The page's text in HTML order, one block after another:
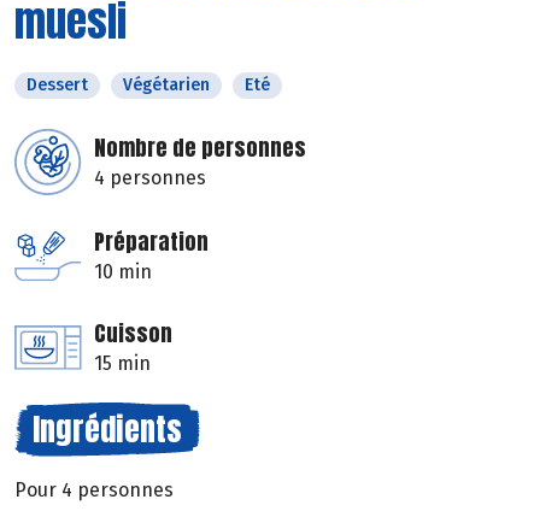
muesli
Dessert Végétarien Eté
Nombre de personnes
4 personnes
Préparation
10 min
Cuisson
15 min
Ingrédients
Pour 4 personnes